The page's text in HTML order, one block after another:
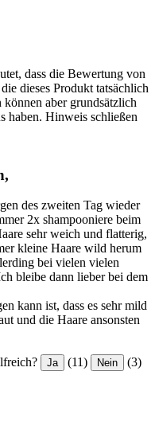
dass die Bewertung von
dieses Produkt tatsächlich
aber grundsätzlich
haben. Hinweis schließen
des zweiten Tag wieder
2x shampooniere beim
sehr weich und flatterig,
kleine Haare wild herum
bei vielen vielen
bleibe dann lieber bei dem
kann ist, dass es sehr mild
und die Haare ansonsten
Ja (11) Nein (3)